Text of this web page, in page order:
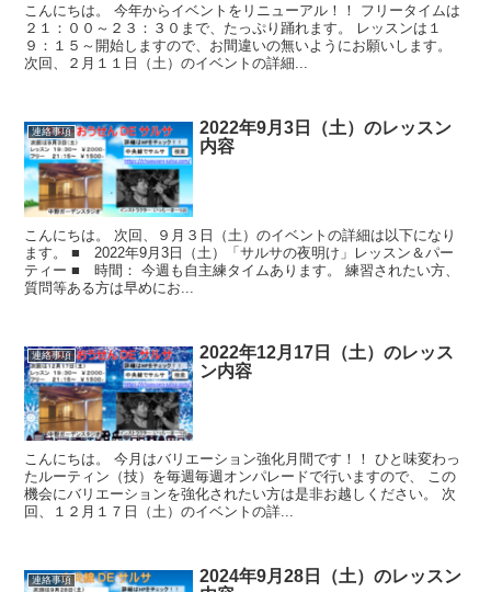
こんにちは。 今年からイベントをリニューアル！！ フリータイムは
２１：００～２３：３０まで、たっぷり踊れます。 レッスンは１
９：１５～開始しますので、お間違いの無いようにお願いします。
次回、２月１１日（土）のイベントの詳細...
連絡事項
2022年9月3日（土）のレッスン
内容
こんにちは。 次回、９月３日（土）のイベントの詳細は以下になり
ます。 ■ 2022年9月3日（土）「サルサの夜明け」レッスン＆パー
ティー ■ 時間： 今週も自主練タイムあります。 練習されたい方、
質問等ある方は早めにお...
連絡事項
2022年12月17日（土）のレッス
ン内容
こんにちは。 今月はバリエーション強化月間です！！ ひと味変わっ
たルーティン（技）を毎週毎週オンパレードで行いますので、 この
機会にバリエーションを強化されたい方は是非お越しください。 次
回、１２月１７日（土）のイベントの詳...
連絡事項
2024年9月28日（土）のレッスン